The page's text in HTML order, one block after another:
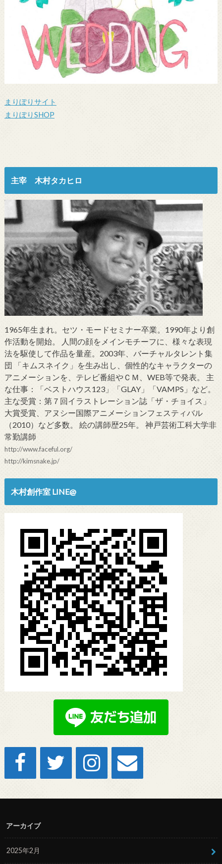
まりぽりサイト
まりぽりSHOP
主宰 木村タカヒロ
1965年生まれ。セツ・モードセミナー卒業。1990年より創
作活動を開始。 人間の顔をメインモチーフに、様々な表現
法を駆使して作品を量産。2003年、バーチャルタレント集
団 「キムスネイク」を生み出し、個性的なキャラクターの
アニメーションを、テレビ番組やＣＭ、WEB等で発表。 主
な仕事：「ベストハウス123」「GLAY」「VAMPS」など。
主な受賞：第７回イラストレーション誌「ザ・チョイス」
大賞受賞、アヌシー国際アニメーションフェスティバル
（2010）など多数。 絵の講師歴25年。 神戸芸術工科大学非
常勤講師
http://www.faceful.org/
http://kimsnake.jp/
木村創作室 LINE@
アーカイブ
2025年2月